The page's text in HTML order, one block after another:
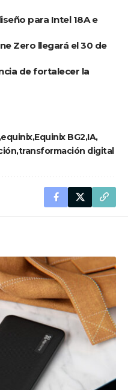
para Intel 18A e
Zero llegará el 30 de
de fortalecer la
equinixEquinix BG2 IA
transformación digital